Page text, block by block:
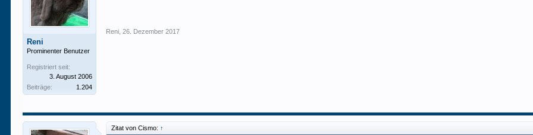
Reni
Prominenter Benutzer
Registriert seit:
3. August 2006
Beiträge:
1.204
Reni 26. Dezember 2017
Zitat von Cismo: ↑